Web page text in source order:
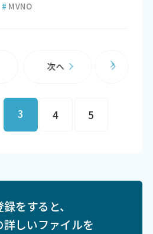
# MVNO
3 4 5
次へ
をすると、
しいファイルを